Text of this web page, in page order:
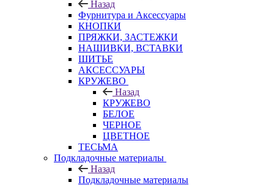
Назад
Фурнитура и Аксессуары
КНОПКИ
ПРЯЖКИ, ЗАСТЕЖКИ
НАШИВКИ, ВСТАВКИ
ШИТЬЕ
АКСЕССУАРЫ
КРУЖЕВО
Назад
КРУЖЕВО
БЕЛОЕ
ЧЕРНОЕ
ЦВЕТНОЕ
ТЕСЬМА
Подкладочные материалы
Назад
Подкладочные материалы